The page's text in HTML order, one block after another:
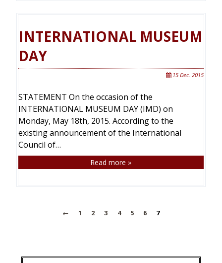
INTERNATIONAL MUSEUM
DAY
15 Dec. 2015
STATEMENT On the occasion of the
INTERNATIONAL MUSEUM DAY (IMD) on
Monday, May 18th, 2015. According to the
existing announcement of the International
Council of…
Read more »
← 1 2 3 4 5 6 7